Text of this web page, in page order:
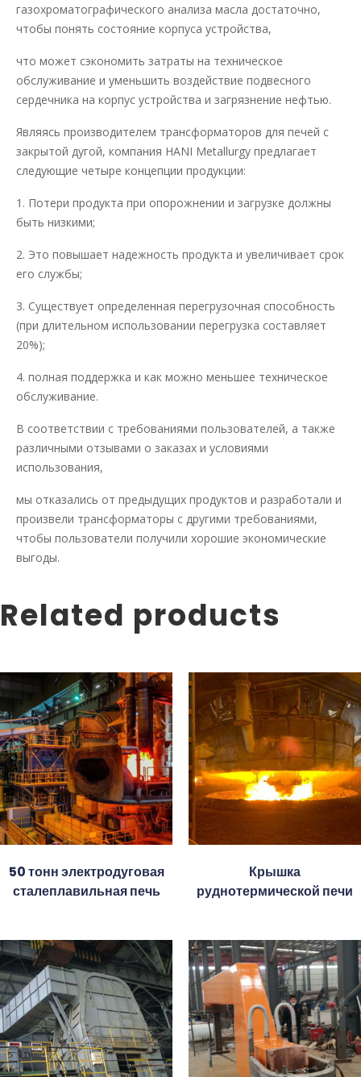
газохроматографического анализа масла достаточно,
чтобы понять состояние корпуса устройства,
что может сэкономить затраты на техническое
обслуживание и уменьшить воздействие подвесного
сердечника на корпус устройства и загрязнение нефтью.
Являясь производителем трансформаторов для печей с
закрытой дугой, компания HANI Metallurgy предлагает
следующие четыре концепции продукции:
1. Потери продукта при опорожнении и загрузке должны
быть низкими;
2. Это повышает надежность продукта и увеличивает срок
его службы;
3. Существует определенная перегрузочная способность
(при длительном использовании перегрузка составляет
20%);
4. полная поддержка и как можно меньшее техническое
обслуживание.
В соответствии с требованиями пользователей, а также
различными отзывами о заказах и условиями
использования,
мы отказались от предыдущих продуктов и разработали и
произвели трансформаторы с другими требованиями,
чтобы пользователи получили хорошие экономические
выгоды.
Related products
50 тонн электродуговая
сталеплавильная печь
Крышка
руднотермической печи